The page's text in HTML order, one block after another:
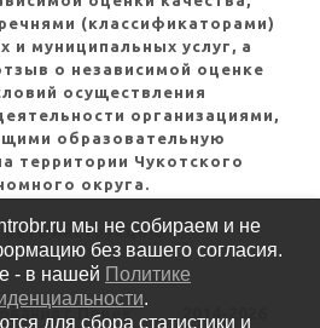
(классификаторами)
и муниципальных услуг, а
о независимой оценке
осуществления
организациями,
образовательную
территории Чукотского
округа.
инструкцию
г.Певек 2014-2026
мы не собираем и не
без вашего согласия.
- в нашей Политике
.
для сбора статистики и